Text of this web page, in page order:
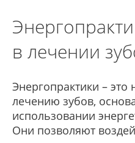
в лечении
Энергопрактики –
лечению зубов,
использовании
Они позволяют